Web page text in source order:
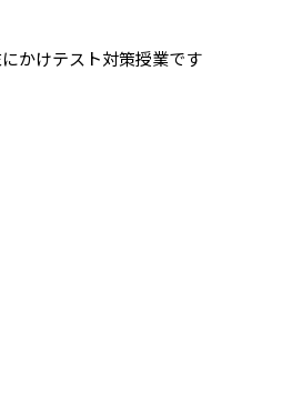
かけテスト対策授業です